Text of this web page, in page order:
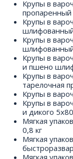
Крупы в
пропаренный
Крупы в
Крупы в
Крупы в
и пшено
Крупы в
тарелочная
Крупы в
Крупы в
и дикого
Мягкая
0,8 кг
Мягкая
Мягкая